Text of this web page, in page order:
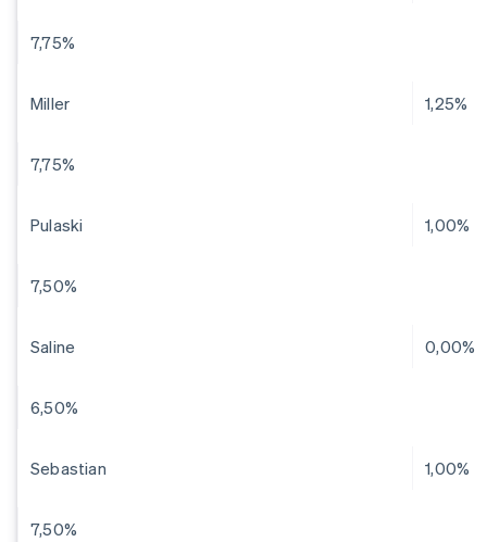
7,75%
Miller 1,25%
7,75%
Pulaski 1,00%
7,50%
Saline 0,00%
6,50%
Sebastian 1,00%
7,50%